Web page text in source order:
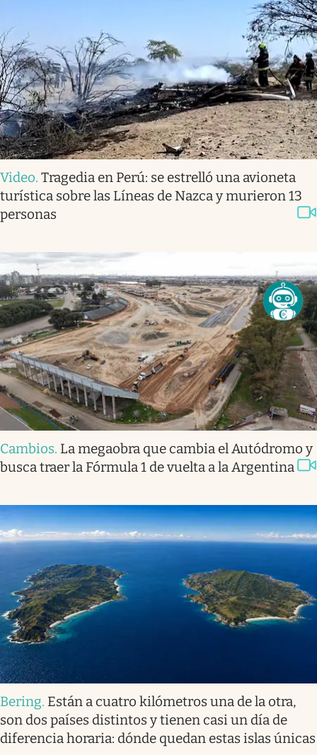
Video. Tragedia en Perú: se estrelló una avioneta
turística sobre las Líneas de Nazca y murieron 13
personas
Cambios. La megaobra que cambia el Autódromo y
busca traer la Fórmula 1 de vuelta a la Argentina
Bering. Están a cuatro kilómetros una de la otra,
son dos países distintos y tienen casi un día de
diferencia horaria: dónde quedan estas islas únicas